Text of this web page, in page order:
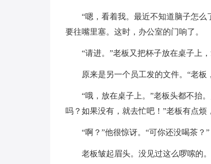
“嗯，看着我。最近不知道脑子怎
要往嘴里塞。这时，办公室的门响了。
“请进。”老板又把杯子放在桌子上
原来是另一个员工发的文件。“老板
“哦，放在桌子上。”老板头都不抬
吗？如果没有，就去忙吧！”老板有点烦
“啊？”他很惊讶。“可你还没喝茶？”
老板皱起眉头。没见过这么啰嗦的